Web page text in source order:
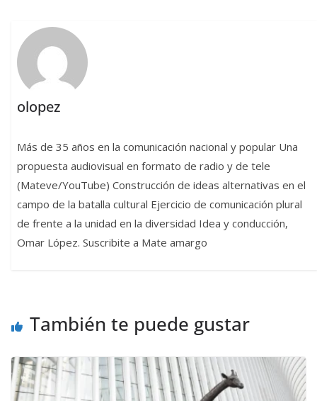
olopez
Más de 35 años en la comunicación nacional y popular Una
propuesta audiovisual en formato de radio y de tele
(Mateve/YouTube) Construcción de ideas alternativas en el
campo de la batalla cultural Ejercicio de comunicación plural
de frente a la unidad en la diversidad Idea y conducción,
Omar López. Suscribite a Mate amargo
También te puede gustar